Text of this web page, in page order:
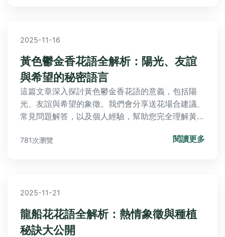
2025-11-16
黃色鬱金香花語全解析：陽光、友誼
與希望的秘密語言
這篇文章深入探討黃色鬱金香花語的意義，包括陽
光、友誼與希望的象徵。我們會分享送花場合建議、
常見問題解答，以及個人經驗，幫助您完全理解黃色
涵蓋歷史背景、實用指南和常見誤區，確保您獲得全
781次瀏覽 閱讀更多
2025-11-21
龍船花花語全解析：熱情象徵與種植
秘訣大公開